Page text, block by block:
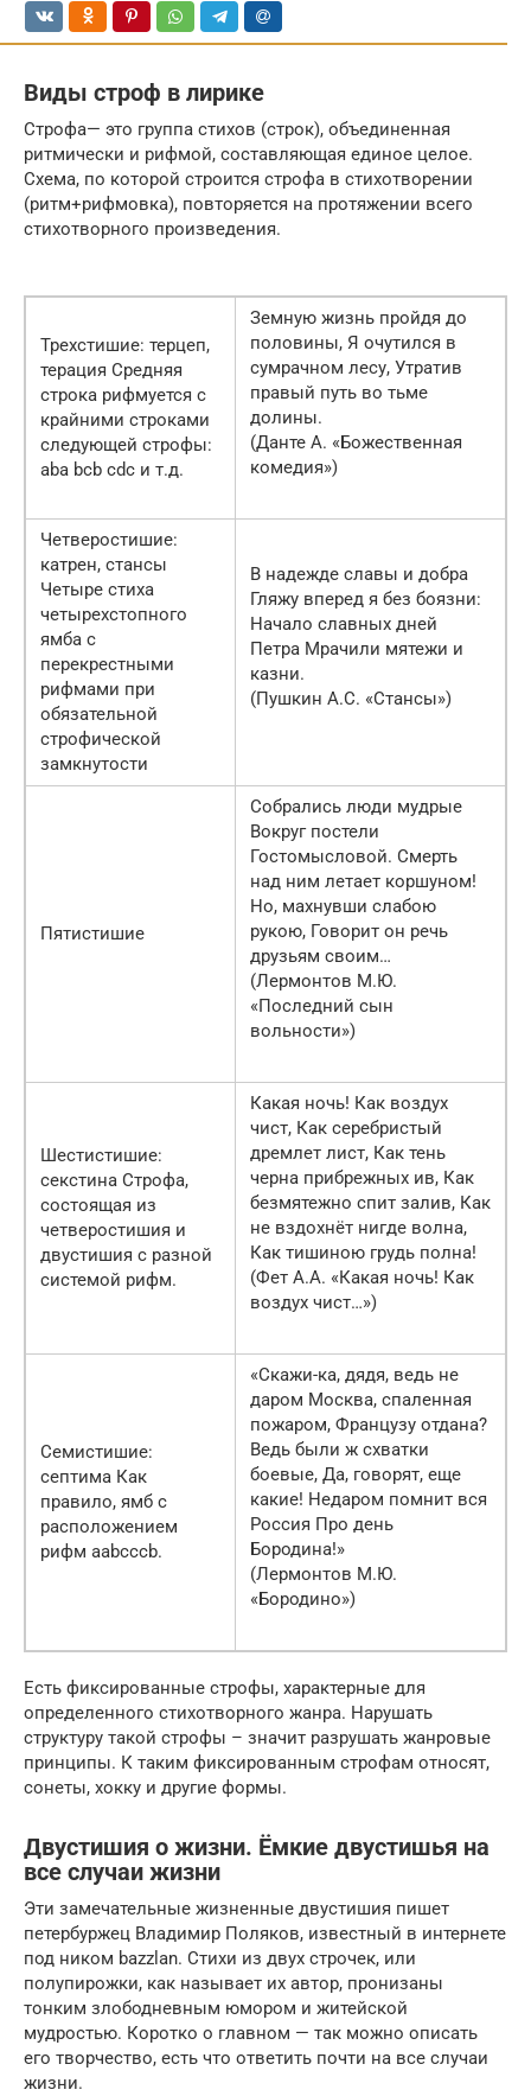
Виды строф в лирике
Строфа— это группа стихов (строк), объединенная
ритмически и рифмой, составляющая единое целое.
Схема, по которой строится строфа в стихотворении
(ритм+рифмовка), повторяется на протяжении всего
стихотворного произведения.
Трехстишие: терцеп,
терация Средняя
строка рифмуется с
крайними строками
следующей строфы:
aba bcb cdc и т.д.
Земную жизнь пройдя до
половины, Я очутился в
сумрачном лесу, Утратив
правый путь во тьме
долины.
(Данте А. «Божественная
комедия»)
Четверостишие:
катрен, стансы
Четыре стиха
четырехстопного
ямба с
перекрестными
рифмами при
обязательной
строфической
замкнутости
В надежде славы и добра
Гляжу вперед я без боязни:
Начало славных дней
Петра Мрачили мятежи и
казни.
(Пушкин А.С. «Стансы»)
Пятистишие
Собрались люди мудрые
Вокруг постели
Гостомысловой. Смерть
над ним летает коршуном!
Но, махнувши слабою
рукою, Говорит он речь
друзьям своим…
(Лермонтов М.Ю.
«Последний сын
вольности»)
Шестистишие:
секстина Строфа,
состоящая из
четверостишия и
двустишия с разной
системой рифм.
Какая ночь! Как воздух
чист, Как серебристый
дремлет лист, Как тень
черна прибрежных ив, Как
безмятежно спит залив, Как
не вздохнёт нигде волна,
Как тишиною грудь полна!
(Фет А.А. «Какая ночь! Как
воздух чист…»)
Семистишие:
септима Как
правило, ямб с
расположением
рифм aabcccb.
«Скажи-ка, дядя, ведь не
даром Москва, спаленная
пожаром, Французу отдана?
Ведь были ж схватки
боевые, Да, говорят, еще
какие! Недаром помнит вся
Россия Про день
Бородина!»
(Лермонтов М.Ю.
«Бородино»)
Есть фиксированные строфы, характерные для
определенного стихотворного жанра. Нарушать
структуру такой строфы – значит разрушать жанровые
принципы. К таким фиксированным строфам относят,
сонеты, хокку и другие формы.
Двустишия о жизни. Ёмкие двустишья на
все случаи жизни
Эти замечательные жизненные двустишия пишет
петербуржец Владимир Поляков, известный в интернете
под ником bazzlan. Стихи из двух строчек, или
полупирожки, как называет их автор, пронизаны
тонким злободневным юмором и житейской
мудростью. Коротко о главном — так можно описать
его творчество, есть что ответить почти на все случаи
жизни.